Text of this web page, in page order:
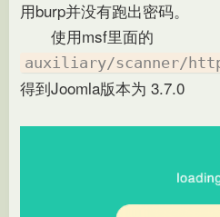
用burp并没有跑出密码。
使用msf里面的
auxiliary/scanner/
得到Joomla版本为 3.7.0